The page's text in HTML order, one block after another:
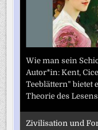
Wie man sein
Autor*in: Kent,
Teeblättern" bietet
Theorie des
Zivilisation und